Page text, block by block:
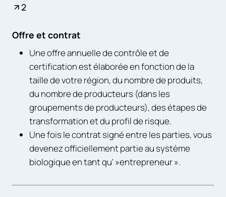
2
Offre et contrat
Une offre annuelle de contrôle et de
certification est élaborée en fonction de la
taille de votre région, du nombre de produits,
du nombre de producteurs (dans les
groupements de producteurs), des étapes de
transformation et du profil de risque.
Une fois le contrat signé entre les parties, vous
devenez officiellement partie au système
biologique en tant qu' »entrepreneur ».